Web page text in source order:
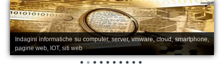
PERIZIE
Perizia Computer
Perizia Smartphone Tablet,Cell.
Indagini informatiche su computer, server, vmware, cloud, smartphone,
pagine web, IOT, siti web